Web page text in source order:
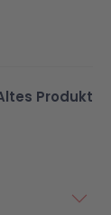
Produkt